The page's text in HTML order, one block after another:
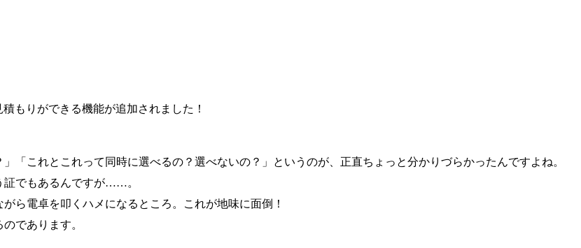
もりができる機能が追加されました！
「これとこれって同時に選べるの？選べないの？」というのが、正直ちょっと分かりづらかったんですよね。
証でもあるんですが……。
ら電卓を叩くハメになるところ。これが地味に面倒！
であります。